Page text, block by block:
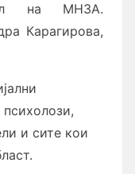
на МНЗА.
Карагирова,
и сите кои